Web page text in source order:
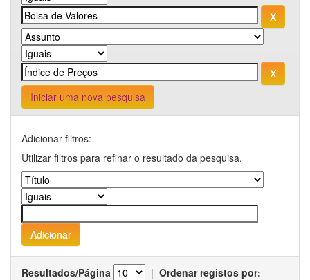
Iniciar uma nova pesquisa
Adicionar filtros:
Utilizar filtros para refinar o resultado da pesquisa.
Resultados/Página | Ordenar registos por: